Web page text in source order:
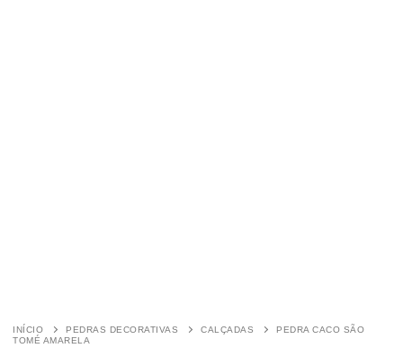
INÍCIO PEDRAS DECORATIVAS CALÇADAS
PEDRA CACO SÃO
TOMÉ AMARELA